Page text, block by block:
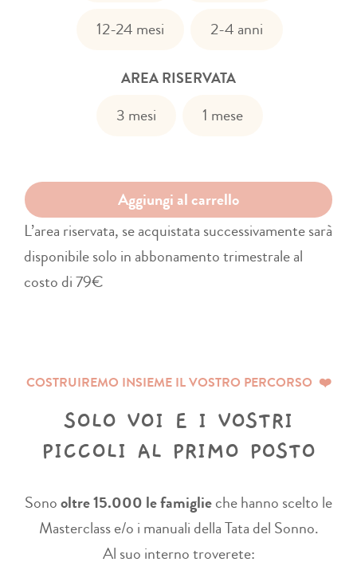
12-24 mesi 2-4 anni
AREA RISERVATA
3 mesi 1 mese
Aggiungi al carrello
L’area riservata, se acquistata successivamente sarà
disponibile solo in abbonamento trimestrale al
costo di 79€
COSTRUIREMO INSIEME IL VOSTRO PERCORSO ❤️
SOLO VOI E I VOSTRI
PICCOLI AL PRIMO POSTO
Sonooltre 15.000 le famiglieche hanno scelto le
Masterclass e/o i manuali della Tata del Sonno.
Al suo interno troverete: